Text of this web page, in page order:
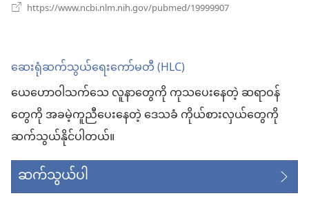
တယ်)
https://www.ncbi.nlm.nih.gov/pubmed/19999907
ဆေးရုံဆက်သွယ်ရေးကော်မတီ (HLC)
ယေဟောဝါသက်သေ လူနာတွေကို ကုသပေးနေတဲ့ ဆရာဝန်
တွေကို အခမဲ့ကူညီပေးနေတဲ့ ဒေသခံ ကိုယ်စားလှယ်တွေကို
ဆက်သွယ်နိုင်ပါတယ်။
ဆက်သွယ်ပါ